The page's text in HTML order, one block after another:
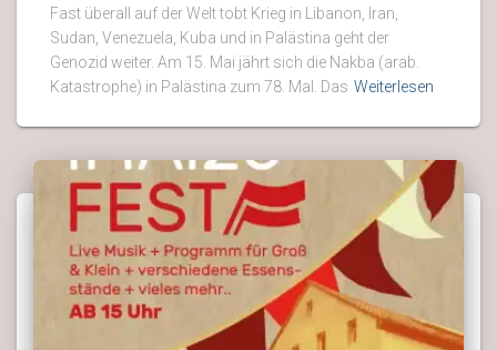
Fast überall auf der Welt tobt Krieg in Libanon, Iran,
Sudan, Venezuela, Kuba und in Palästina geht der
Genozid weiter. Am 15. Mai jährt sich die Nakba (arab.
Katastrophe) in Palästina zum 78. Mal. Das Weiterlesen